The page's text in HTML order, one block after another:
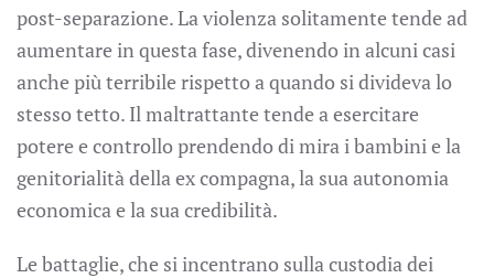
post-separazione. La violenza solitamente tende ad
aumentare in questa fase, divenendo in alcuni casi
anche più terribile rispetto a quando si divideva lo
stesso tetto. Il maltrattante tende a esercitare
potere e controllo prendendo di mira i bambini e la
genitorialità della ex compagna, la sua autonomia
economica e la sua credibilità.
Le battaglie, che si incentrano sulla custodia dei